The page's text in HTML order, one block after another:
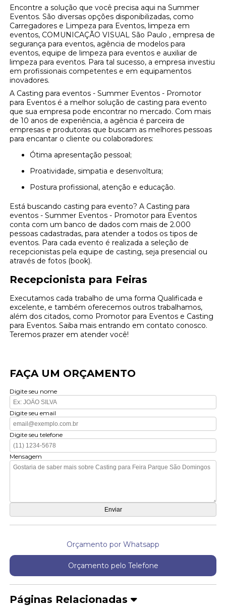
Encontre a solução que você precisa aqui na Summer
Eventos. São diversas opções disponibilizadas, como
Carregadores e Limpeza para Eventos, limpeza em
eventos, COMUNICAÇÃO VISUAL São Paulo , empresa de
segurança para eventos, agência de modelos para
eventos, equipe de limpeza para eventos e auxiliar de
limpeza para eventos. Para tal sucesso, a empresa investiu
em profissionais competentes e em equipamentos
inovadores.
A Casting para eventos - Summer Eventos - Promotor
para Eventos é a melhor solução de casting para evento
que sua empresa pode encontrar no mercado. Com mais
de 10 anos de experiência, a agência é parceira de
empresas e produtoras que buscam as melhores pessoas
para encantar o cliente ou colaboradores:
Ótima apresentação pessoal;
Proatividade, simpatia e desenvoltura;
Postura profissional, atenção e educação.
Está buscando casting para evento? A Casting para
eventos - Summer Eventos - Promotor para Eventos
conta com um banco de dados com mais de 2.000
pessoas cadastradas, para atender a todos os tipos de
eventos. Para cada evento é realizada a seleção de
recepcionistas pela equipe de casting, seja presencial ou
através de fotos (book).
Recepcionista para Feiras
Executamos cada trabalho de uma forma Qualificada e
excelente, e também oferecemos outros trabalhamos,
além dos citados, como Promotor para Eventos e Casting
para Eventos. Saiba mais entrando em contato conosco.
Teremos prazer em atender você!
FAÇA UM ORÇAMENTO
Digite seu nome
Digite seu email
Digite seu telefone
Mensagem
Orçamento por Whatsapp
Orçamento pelo Telefone
Páginas Relacionadas